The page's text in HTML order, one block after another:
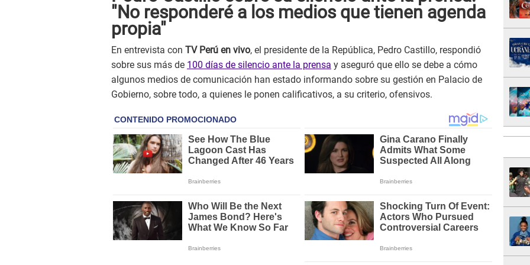
"No responderé a los medios que tienen agenda
propia"
En entrevista con TV Perú en vivo, el presidente de la República, Pedro Castillo, respondió
sobre sus más de 100 días de silencio ante la prensa y aseguró que ello se debe a cómo
algunos medios de comunicación han estado informando sobre su gestión en Palacio de
Gobierno, sobre todo, a quienes le ponen calificativos, a su criterio, ofensivos.